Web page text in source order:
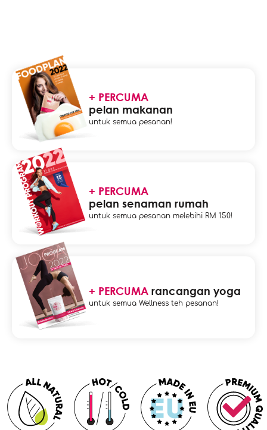
+ PERCUMA
pelan makanan
untuk semua pesanan!
+ PERCUMA
pelan senaman rumah
untuk semua pesanan melebihi RM 150!
+ PERCUMA rancangan yoga
untuk semua Wellness teh pesanan!